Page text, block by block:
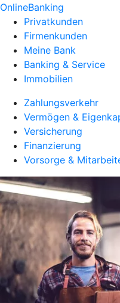
OnlineBanking
Privatkunden
Firmenkunden
Meine Bank
Banking & Service
Immobilien
Zahlungsverkehr
Vermögen &
Versicherung
Finanzierung
Vorsorge &